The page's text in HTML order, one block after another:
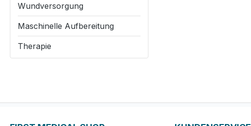
Wundversorgung
Maschinelle Aufbereitung
Therapie